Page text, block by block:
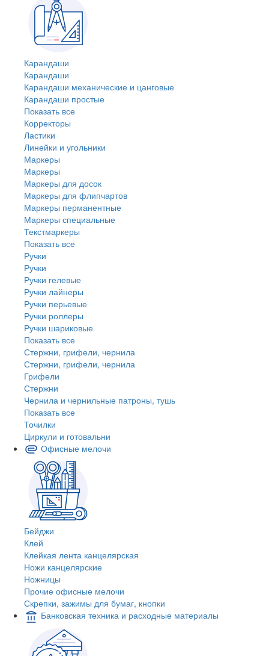
Карандаши
Карандаши
Карандаши механические и цанговые
Карандаши простые
Показать все
Корректоры
Ластики
Линейки и угольники
Маркеры
Маркеры
Маркеры для досок
Маркеры для флипчартов
Маркеры перманентные
Маркеры специальные
Текстмаркеры
Показать все
Ручки
Ручки
Ручки гелевые
Ручки лайнеры
Ручки перьевые
Ручки роллеры
Ручки шариковые
Показать все
Стержни, грифели, чернила
Стержни, грифели, чернила
Грифели
Стержни
Чернила и чернильные патроны, тушь
Показать все
Точилки
Циркули и готовальни
Офисные мелочи
Бейджи
Клей
Клейкая лента канцелярская
Ножи канцелярские
Ножницы
Прочие офисные мелочи
Скрепки, зажимы для бумаг, кнопки
Банковская техника и расходные материалы